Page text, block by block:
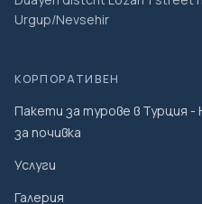
Urgup/Nevsehir
КОРПОРАТИВЕН
Пакети за турове в Турция
за почивка
Услуги
Галерия